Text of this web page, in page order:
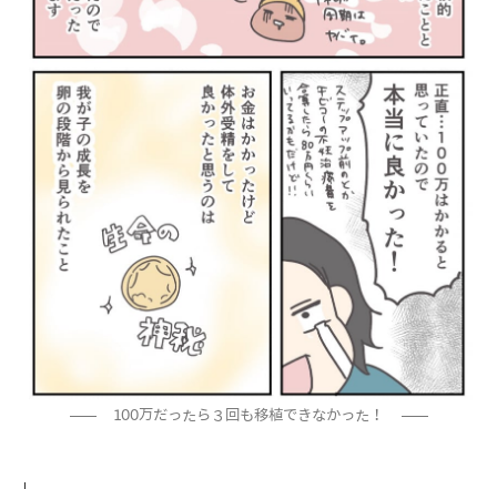
100万だったら３回も移植できなかった！